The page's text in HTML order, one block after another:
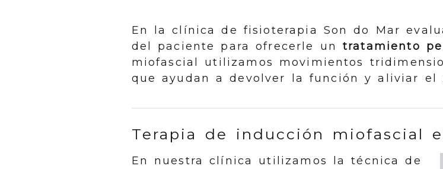
En la clínica de fisioterapia Son do Mar
del paciente para ofrecerle un tratamiento
miofascial utilizamos movimientos
que ayudan a devolver la función y aliviar el
Terapia de inducción miofascial
En nuestra clínica utilizamos la técnica de